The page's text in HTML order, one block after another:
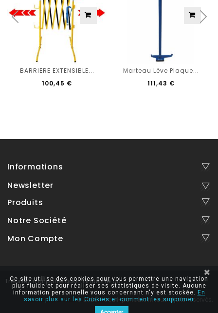
BARRIERE EXTENSIBLE...
100,45 €
Marteau Lève Plaque...
111,43 €
Informations
Newsletter
Produits
Notre Société
Mon Compte
Treuillez n'importe quoi n'importe où
© 2026 - treuil-portable.fr, tous droits réservés.
Ce site utilise des cookies pour vous permettre une navigation
plus fluide et pour réaliser ses statistiques de visite. Aucune
information personnelle vous concernant n'y est stockée. En
savoir plus sur les Cookies et comment les supprimer